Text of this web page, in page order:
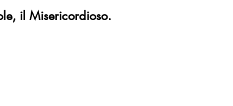
il Misericordioso.